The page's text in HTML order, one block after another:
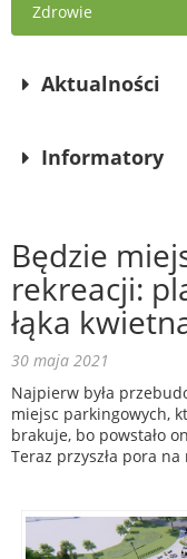
Zdrowie
Aktualności
Informatory
Będzie
rekreacji:
łąka
30 maja 2021
Najpierw była
miejsc parkingowych,
brakuje, bo powstało
Teraz przyszła pora